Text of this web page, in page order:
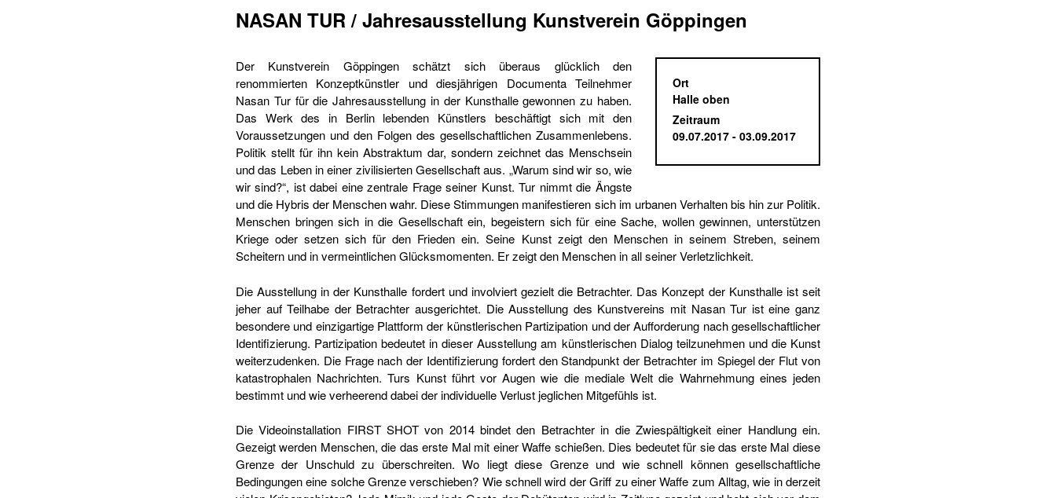
NASAN TUR / Jahresausstellung Kunstverein Göppingen
Ort
Halle oben
Zeitraum
09.07.2017 - 03.09.2017
Der Kunstverein Göppingen schätzt sich überaus glücklich den
renommierten Konzeptkünstler und diesjährigen Documenta Teilnehmer
Nasan Tur für die Jahresausstellung in der Kunsthalle gewonnen zu haben.
Das Werk des in Berlin lebenden Künstlers beschäftigt sich mit den
Voraussetzungen und den Folgen des gesellschaftlichen Zusammenlebens.
Politik stellt für ihn kein Abstraktum dar, sondern zeichnet das Menschsein
und das Leben in einer zivilisierten Gesellschaft aus. „Warum sind wir so, wie
wir sind?“, ist dabei eine zentrale Frage seiner Kunst. Tur nimmt die Ängste
und die Hybris der Menschen wahr. Diese Stimmungen manifestieren sich im urbanen Verhalten bis hin zur Politik.
Menschen bringen sich in die Gesellschaft ein, begeistern sich für eine Sache, wollen gewinnen, unterstützen
Kriege oder setzen sich für den Frieden ein. Seine Kunst zeigt den Menschen in seinem Streben, seinem
Scheitern und in vermeintlichen Glücksmomenten. Er zeigt den Menschen in all seiner Verletzlichkeit.
Die Ausstellung in der Kunsthalle fordert und involviert gezielt die Betrachter. Das Konzept der Kunsthalle ist seit
jeher auf Teilhabe der Betrachter ausgerichtet. Die Ausstellung des Kunstvereins mit Nasan Tur ist eine ganz
besondere und einzigartige Plattform der künstlerischen Partizipation und der Aufforderung nach gesellschaftlicher
Identifizierung. Partizipation bedeutet in dieser Ausstellung am künstlerischen Dialog teilzunehmen und die Kunst
weiterzudenken. Die Frage nach der Identifizierung fordert den Standpunkt der Betrachter im Spiegel der Flut von
katastrophalen Nachrichten. Turs Kunst führt vor Augen wie die mediale Welt die Wahrnehmung eines jeden
bestimmt und wie verheerend dabei der individuelle Verlust jeglichen Mitgefühls ist.
Die Videoinstallation FIRST SHOT von 2014 bindet den Betrachter in die Zwiespältigkeit einer Handlung ein.
Gezeigt werden Menschen, die das erste Mal mit einer Waffe schießen. Dies bedeutet für sie das erste Mal diese
Grenze der Unschuld zu überschreiten. Wo liegt diese Grenze und wie schnell können gesellschaftliche
Bedingungen eine solche Grenze verschieben? Wie schnell wird der Griff zu einer Waffe zum Alltag, wie in derzeit